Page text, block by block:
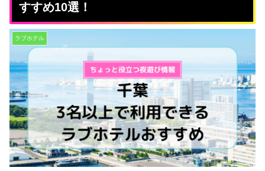
すすめ10選！
ラブホテル